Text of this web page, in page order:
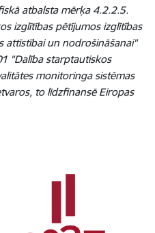
atbalsta mērķa 4.2.2.5.
izglītības pētījumos izglītības
attīstībai un nodrošināšanai"
"Dalība starptautiskos
monitoringa sistēmas
to līdzfinansē Eiropas